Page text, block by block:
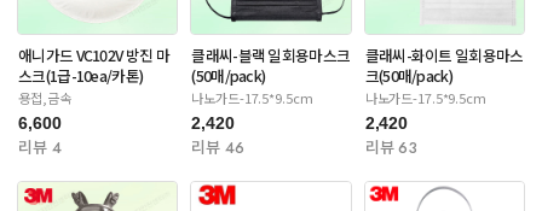
애니가드 VC102V 방진 마
스크(1급-10ea/카톤)
용접,금속
6,600
리뷰 4
클래씨-블랙 일회용마스크
(50매/pack)
나노가드-17.5*9.5cm
2,420
리뷰 46
클래씨-화이트 일회용마스
크(50매/pack)
나노가드-17.5*9.5cm
2,420
리뷰 63